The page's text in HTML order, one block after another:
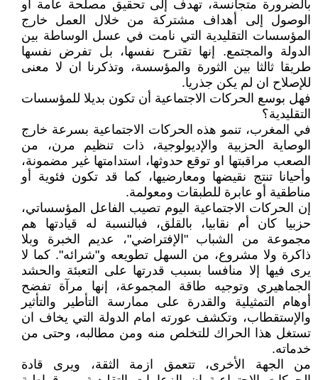
بالضرورة متجانسة، تهدف إلى تحقيق مصلحة عامة أو
الوصول إلى أهداف مشتركة من خلال العمل خارج
المؤسسات التقليدية التي نامت في عسل الوساطة بين
الدولة والمجتمع. إنها تقترح نفسها، بل تفرض نفسها
طريقا ثالثا بين الثورة والمؤسسة، وتذكرنا ان لا معنى
للإصلاح ان لم يكن جذريا.
فهل بوسع الحركات الاجتماعية أن تكون بديلا للمؤسسات
التقليدية؟
في المغرب، تنمو هذه الحركات الاجتماعية بسرعة خارج
الوصاية الحزبية والإديولوجية، ذات تنظيم مرن، من
الصعب مراقبتها او توقع حدوثها، استدامتها غير مضمونة،
وأحيانا تنتج نقيضها ومعارضيها، كما قد تكون فئوية أو
مناطقية أو عابرة للطبقات ومعولمة.
إن الحركات الاجتماعية اليوم تصيب الفاعل المؤسساتي،
حزبيا كان أم نقابيا، بالقلق، فبالنسبة له قيادتها هم
مجموعة من الشباب "الإفتراضي"، عديم الخبرة وبلا
ذاكرة ولا مشروع، من السهل تطويعه و"شرائه". كما لا
يرى فيها إلا منافسا بسبب قدرتها على التعبئة والحشد
الجماهيري وتوجيه طاقة المجموعة، إنها مرآة تفضح
أوهام التمثيلية والقدرة على ممارسة التأطير والتأثير
والإستقطاب، وتكشف عورته امام الدولة التي يخاف ان
تستغل هذا الحراك للتخلص منه ومن مطالبه، وحتى من
خدماته.
من الجهة الأخرى، تتعمق ازمة الثقة، ويرى قادة